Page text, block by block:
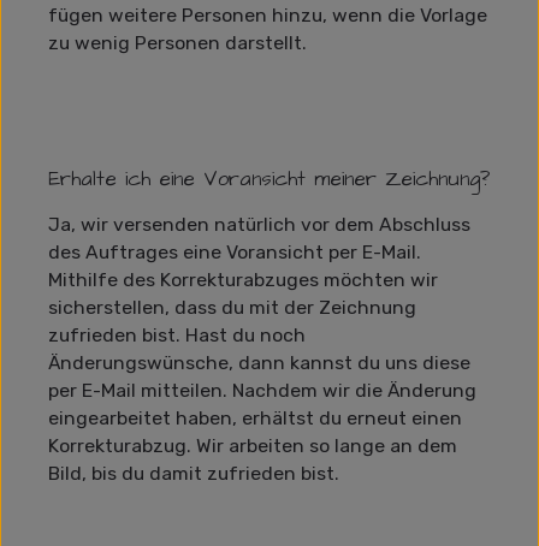
fügen weitere Personen hinzu, wenn die Vorlage
zu wenig Personen darstellt.
Erhalte ich eine Voransicht meiner Zeichnung?
Ja, wir versenden natürlich vor dem Abschluss
des Auftrages eine Voransicht per E-Mail.
Mithilfe des Korrekturabzuges möchten wir
sicherstellen, dass du mit der Zeichnung
zufrieden bist. Hast du noch
Änderungswünsche, dann kannst du uns diese
per E-Mail mitteilen. Nachdem wir die Änderung
eingearbeitet haben, erhältst du erneut einen
Korrekturabzug. Wir arbeiten so lange an dem
Bild, bis du damit zufrieden bist.